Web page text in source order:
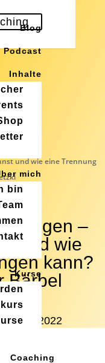
Blog
Podcast
Inhalte
mich
bin
Kurse
Coaching
und wie eine Trennung
–
und wie
kann?
Bärbel
Dez. 2022